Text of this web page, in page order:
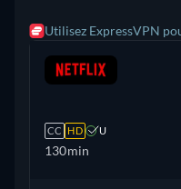
Utilisez ExpressVPN
CC HD U
130min